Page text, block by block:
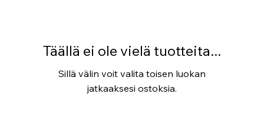
Täällä ei ole vielä tuotteita...
Sillä välin voit valita toisen luokan
jatkaaksesi ostoksia.